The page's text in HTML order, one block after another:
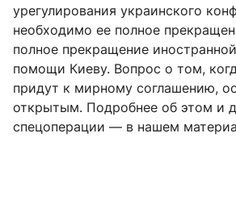
урегулирования украинского
необходимо ее полное
полное прекращение
помощи Киеву. Вопрос о том,
придут к мирному соглашению,
открытым. Подробнее об этом и
спецоперации — в нашем